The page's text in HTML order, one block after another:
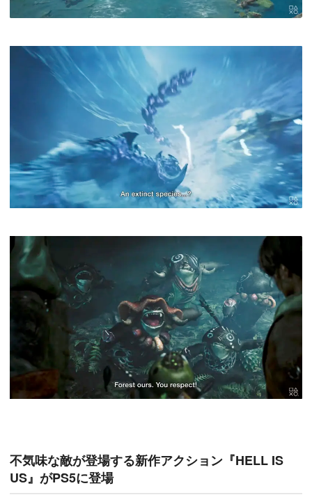
不気味な敵が登場する新作アクション『HELL IS
US』がPS5に登場